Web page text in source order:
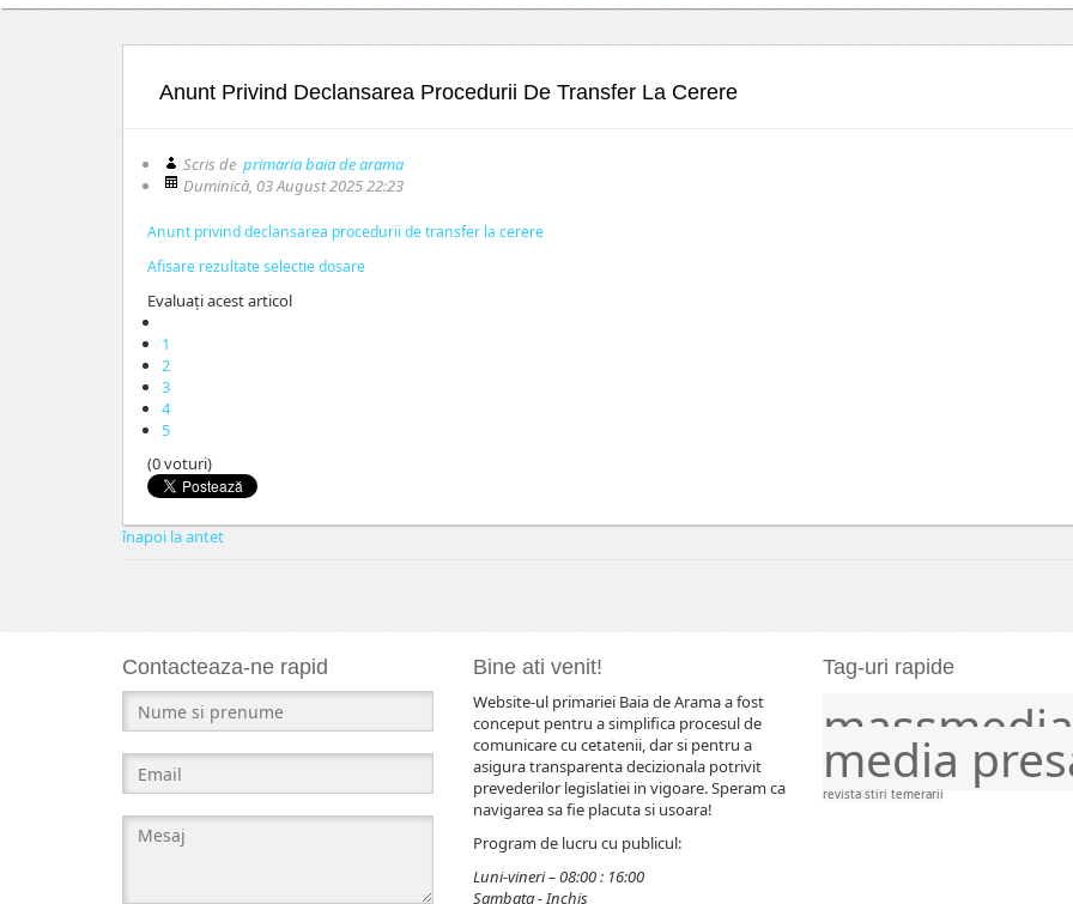
Anunt Privind Declansarea Procedurii De Transfer La Cerere
Scris de primaria baia de arama
Duminică, 03 August 2025 22:23
Anunt privind declansarea procedurii de transfer la cerere
Afisare rezultate selectie dosare
Evaluaţi acest articol
1
2
3
4
5
(0 voturi)
înapoi la antet
Contacteaza-ne rapid Bine ati venit!
Website-ul primariei Baia de Arama a fost
conceput pentru a simplifica procesul de
comunicare cu cetatenii, dar si pentru a
asigura transparenta decizionala potrivit
prevederilor legislatiei in vigoare. Speram ca
navigarea sa fie placuta si usoara!
Program de lucru cu publicul:
Luni-vineri – 08:00 : 16:00
Sambata - Inchis
Tag-uri rapide
massmedia
media
revista stiri temerarii